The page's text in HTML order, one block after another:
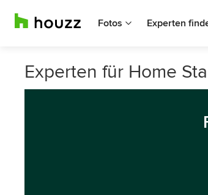
Fotos Experten
Experten für Home